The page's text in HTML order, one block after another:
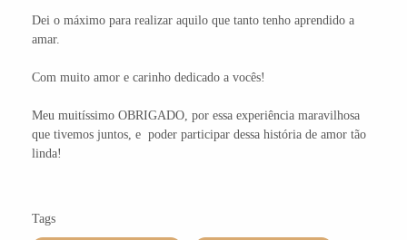
Dei o máximo para realizar aquilo que tanto tenho aprendido a
amar.
Com muito amor e carinho dedicado a vocês!
Meu muitíssimo OBRIGADO, por essa experiência maravilhosa
que tivemos juntos, e poder participar dessa história de amor tão
linda!
Tags